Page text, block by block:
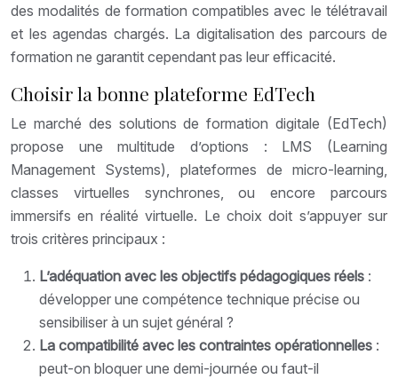
des modalités de formation compatibles avec le télétravail
et les agendas chargés. La digitalisation des parcours de
formation ne garantit cependant pas leur efficacité.
Choisir la bonne plateforme EdTech
Le marché des solutions de formation digitale (EdTech)
propose une multitude d’options : LMS (Learning
Management Systems), plateformes de micro-learning,
classes virtuelles synchrones, ou encore parcours
immersifs en réalité virtuelle. Le choix doit s’appuyer sur
trois critères principaux :
L’adéquation avec les objectifs pédagogiques réels :
développer une compétence technique précise ou
sensibiliser à un sujet général ?
La compatibilité avec les contraintes opérationnelles :
peut-on bloquer une demi-journée ou faut-il